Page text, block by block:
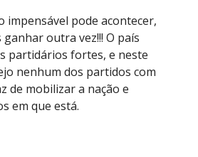
impensável pode acontecer,
outra vez!!! O país
partidários fortes, e neste
nenhum dos partidos com
de mobilizar a nação e
em que está.